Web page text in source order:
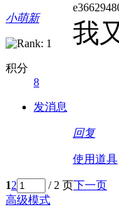
小萌新
积分
8
发消息
我
回复
使用道具
12 / 2 页下一页
高级模式